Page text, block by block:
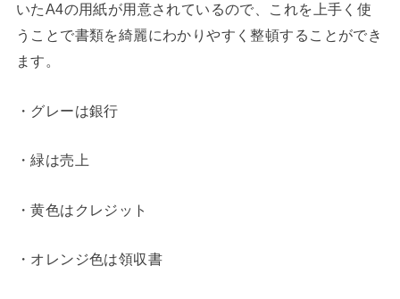
いたA4の用紙が用意されているので、これを上手く使
うことで書類を綺麗にわかりやすく整頓することができ
ます。
・グレーは銀行
・緑は売上
・黄色はクレジット
・オレンジ色は領収書